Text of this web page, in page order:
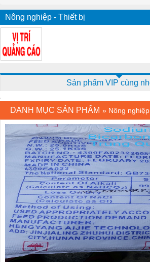
Nông nghiệp - Thiết bị
Sản phẩm VIP cùng
DANH MỤC SẢN PHẨM » Nông